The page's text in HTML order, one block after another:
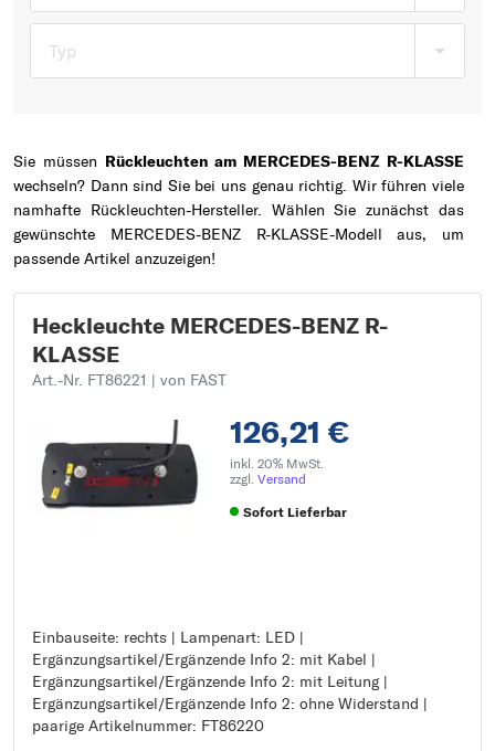
Typ
Sie müssen Rückleuchten am MERCEDES-BENZ R-KLASSE
wechseln? Dann sind Sie bei uns genau richtig. Wir führen viele
namhafte Rückleuchten-Hersteller. Wählen Sie zunächst das
gewünschte MERCEDES-BENZ R-KLASSE-Modell aus, um
passende Artikel anzuzeigen!
Heckleuchte MERCEDES-BENZ R-
KLASSE
Art.-Nr. FT86221 | von FAST
126,21 €
inkl. 20% MwSt.
zzgl. Versand
Sofort Lieferbar
Einbauseite: rechts | Lampenart: LED |
Ergänzungsartikel/Ergänzende Info 2: mit Kabel |
Ergänzungsartikel/Ergänzende Info 2: mit Leitung |
Ergänzungsartikel/Ergänzende Info 2: ohne Widerstand |
paarige Artikelnummer: FT86220
Einbauseite: rechts
Lampenart: LED
Ergänzungsartikel/Ergänzende Info 2: mit Kabel
Ergänzungsartikel/Ergänzende Info 2: mit Leitung
Ergänzungsartikel/Ergänzende Info 2: ohne Widerstand